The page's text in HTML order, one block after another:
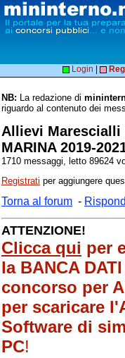
Login
NB: La redazione di
riguardo al contenuto dei
Allievi Marescialli
MARINA 2019-
1710 messaggi, letto 89624
Registrati per aggiungere
Torna al forum -
ATTENZIONE!
Clicca qui per
la BANCA
concorso per
per scaricare
Software di
PC!